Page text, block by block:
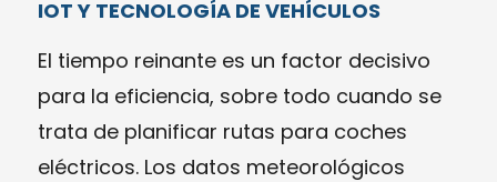
IOT Y TECNOLOGÍA DE VEHÍCULOS
El tiempo reinante es un factor decisivo
para la eficiencia, sobre todo cuando se
trata de planificar rutas para coches
eléctricos. Los datos meteorológicos